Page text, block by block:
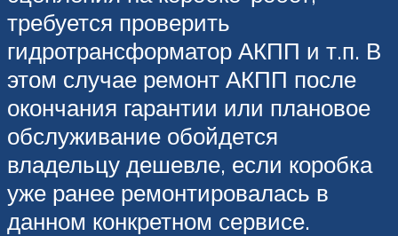
требуется проверить
гидротрансформатор АКПП и т.п. В
этом случае ремонт АКПП после
окончания гарантии или плановое
обслуживание обойдется
владельцу дешевле, если коробка
уже ранее ремонтировалась в
данном конкретном сервисе.